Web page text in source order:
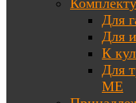
Для
Для
К
Для
ME